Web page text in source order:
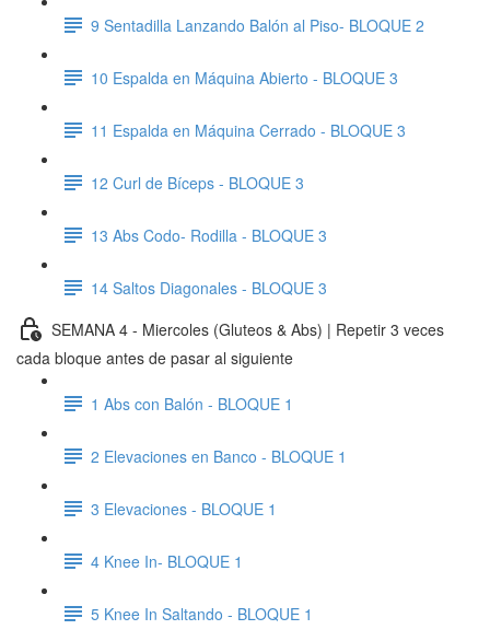
9 Sentadilla Lanzando Balón al Piso- BLOQUE 2
10 Espalda en Máquina Abierto - BLOQUE 3
11 Espalda en Máquina Cerrado - BLOQUE 3
12 Curl de Bíceps - BLOQUE 3
13 Abs Codo- Rodilla - BLOQUE 3
14 Saltos Diagonales - BLOQUE 3
SEMANA 4 - Miercoles (Gluteos & Abs) | Repetir 3 veces
cada bloque antes de pasar al siguiente
1 Abs con Balón - BLOQUE 1
2 Elevaciones en Banco - BLOQUE 1
3 Elevaciones - BLOQUE 1
4 Knee In- BLOQUE 1
5 Knee In Saltando - BLOQUE 1